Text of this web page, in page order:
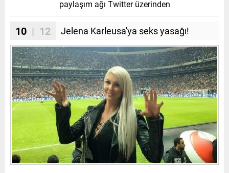
paylaşım ağı Twitter üzerinden
10 | 12 Jelena Karleusa'ya seks yasağı!